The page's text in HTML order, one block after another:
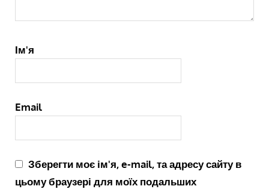
Ім'я
Email
Зберегти моє ім'я, e-mail, та адресу сайту в
цьому браузері для моїх подальших